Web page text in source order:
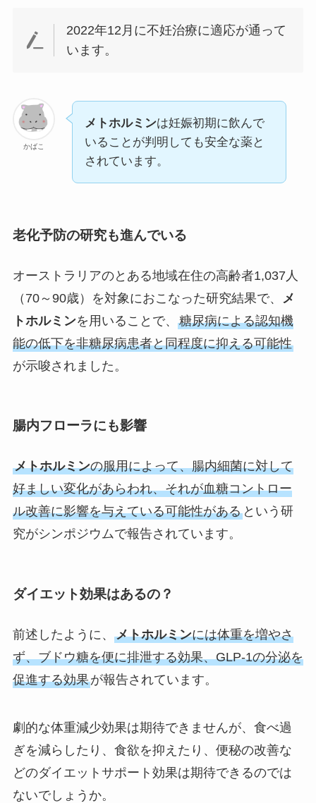
2022年12月に不妊治療に適応が通 って
います。
かばこ
メトホルミンは妊娠初期に飲んで
いることが判明しても安全な薬と
されています。
老化予防の研究も進んでいる
オーストラリアのとある地域在住の高齢者1,037人
（70～90歳）を対象におこなった研究結果で、
メ
トホルミンを用いることで、 糖尿病による認知機
能の低下を非糖尿病患者と同程度に抑える可能性
が示唆されました。
腸内フローラにも影響
メトホルミンの服用によって、腸内細菌に対して
好ましい変化があらわれ、それが血糖コントロー
ル改善に影響を与えている可能性があるという研
究がシンポジウムで報告されています。
ダイエット効果はあるの？
前述したように、 メトホルミンには体重を増やさ
ず、ブドウ糖を便に排泄する効果、GLP-1の分泌を
促進する効果が報告されています。
劇的な体重減少効果は期待できませんが、食べ過
ぎを減らしたり、食欲を抑えたり、便秘の改善な
どのダイエットサポート効果は期待できるのでは
ないでしょうか。